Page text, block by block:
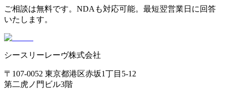
ご相談は無料です。NDAも対応可能。最短翌営業日に回答
いたします。
シースリーレーヴ株式会社
〒107-0052 東京都港区赤坂1丁目5-12
第二虎ノ門ビル3階